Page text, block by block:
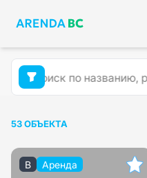
53 ОБЪЕКТА
B Аренда